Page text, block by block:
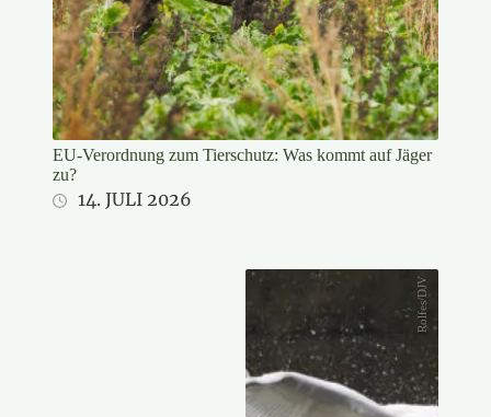
EU-Verordnung zum Tierschutz: Was kommt auf Jäger
zu?
14. JULI 2026
Rolfes/DJV